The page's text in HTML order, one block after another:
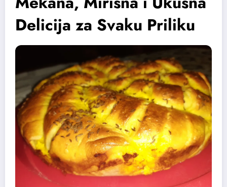
Delicija za Svaku Priliku